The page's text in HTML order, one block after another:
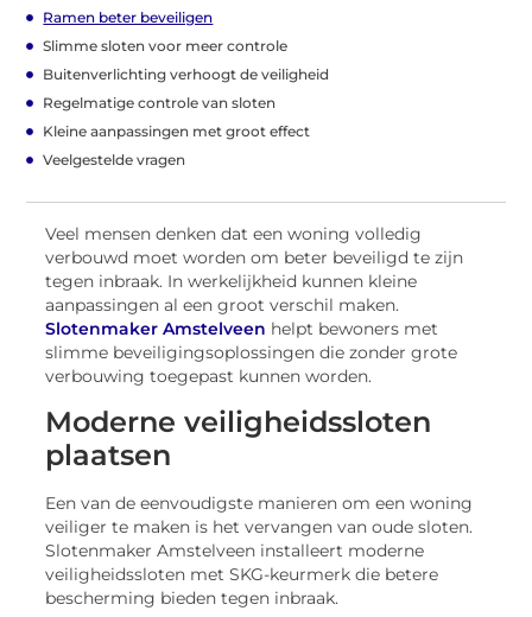
Ramen beter beveiligen
Slimme sloten voor meer controle
Buitenverlichting verhoogt de veiligheid
Regelmatige controle van sloten
Kleine aanpassingen met groot effect
Veelgestelde vragen
Veel mensen denken dat een woning volledig
verbouwd moet worden om beter beveiligd te zijn
tegen inbraak. In werkelijkheid kunnen kleine
aanpassingen al een groot verschil maken.
Slotenmaker Amstelveen helpt bewoners met
slimme beveiligingsoplossingen die zonder grote
verbouwing toegepast kunnen worden.
Moderne veiligheidssloten
plaatsen
Een van de eenvoudigste manieren om een woning
veiliger te maken is het vervangen van oude sloten.
Slotenmaker Amstelveen installeert moderne
veiligheidssloten met SKG-keurmerk die betere
bescherming bieden tegen inbraak.